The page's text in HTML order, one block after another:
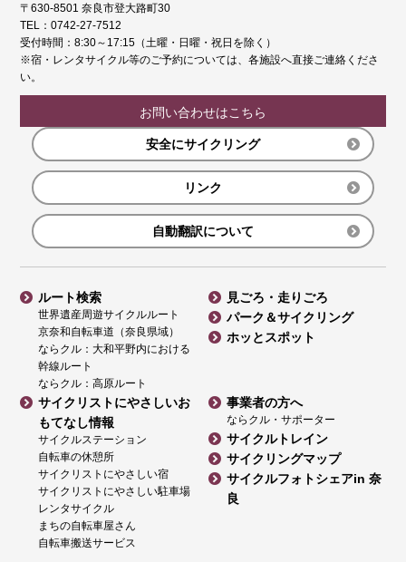
〒630-8501 奈良市登大路町30
TEL：0742-27-7512
受付時間：8:30～17:15（土曜・日曜・祝日を除く）
※宿・レンタサイクル等のご予約については、各施設へ直接ご連絡くださ
い。
お問い合わせはこちら
安全にサイクリング
リンク
自動翻訳について
ルート検索
世界遺産周遊サイクルルート
京奈和自転車道（奈良県域）
ならクル：大和平野内における
幹線ルート
ならクル：高原ルート
見ごろ・走りごろ
パーク＆サイクリング
ホッとスポット
サイクリストにやさしいお
もてなし情報
サイクルステーション
自転車の休憩所
サイクリストにやさしい宿
サイクリストにやさしい駐車場
レンタサイクル
まちの自転車屋さん
自転車搬送サービス
事業者の方へ
ならクル・サポーター
サイクルトレイン
サイクリングマップ
サイクルフォトシェアin 奈
良